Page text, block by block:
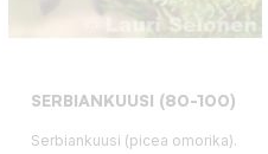
SERBIANKUUSI (80-100)
Serbiankuusi (picea omorika).